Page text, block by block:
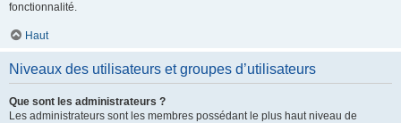
fonctionnalité.
Haut
Niveaux des utilisateurs et groupes d’utilisateurs
Que sont les administrateurs ?
Les administrateurs sont les membres possédant le plus haut niveau de